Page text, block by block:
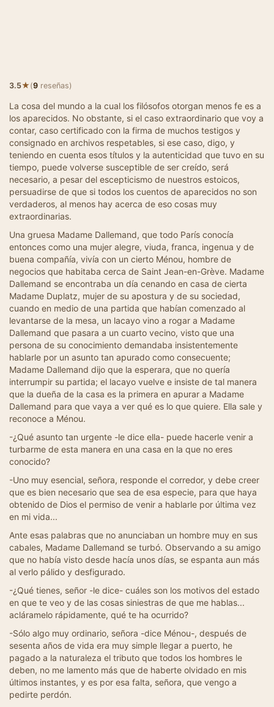
3.5★(9 reseñas)
La cosa del mundo a la cual los filósofos otorgan menos fe es a
los aparecidos. No obstante, si el caso extraordinario que voy a
contar, caso certificado con la firma de muchos testigos y
consignado en archivos respetables, si ese caso, digo, y
teniendo en cuenta esos títulos y la autenticidad que tuvo en su
tiempo, puede volverse susceptible de ser creído, será
necesario, a pesar del escepticismo de nuestros estoicos,
persuadirse de que si todos los cuentos de aparecidos no son
verdaderos, al menos hay acerca de eso cosas muy
extraordinarias.
Una gruesa Madame Dallemand, que todo París conocía
entonces como una mujer alegre, viuda, franca, ingenua y de
buena compañía, vivía con un cierto Ménou, hombre de
negocios que habitaba cerca de Saint Jean-en-Grève. Madame
Dallemand se encontraba un día cenando en casa de cierta
Madame Duplatz, mujer de su apostura y de su sociedad,
cuando en medio de una partida que habían comenzado al
levantarse de la mesa, un lacayo vino a rogar a Madame
Dallemand que pasara a un cuarto vecino, visto que una
persona de su conocimiento demandaba insistentemente
hablarle por un asunto tan apurado como consecuente;
Madame Dallemand dijo que la esperara, que no quería
interrumpir su partida; el lacayo vuelve e insiste de tal manera
que la dueña de la casa es la primera en apurar a Madame
Dallemand para que vaya a ver qué es lo que quiere. Ella sale y
reconoce a Ménou.
-¿Qué asunto tan urgente -le dice ella- puede hacerle venir a
turbarme de esta manera en una casa en la que no eres
conocido?
-Uno muy esencial, señora, responde el corredor, y debe creer
que es bien necesario que sea de esa especie, para que haya
obtenido de Dios el permiso de venir a hablarle por última vez
en mi vida...
Ante esas palabras que no anunciaban un hombre muy en sus
cabales, Madame Dallemand se turbó. Observando a su amigo
que no había visto desde hacía unos días, se espanta aun más
al verlo pálido y desfigurado.
-¿Qué tienes, señor -le dice- cuáles son los motivos del estado
en que te veo y de las cosas siniestras de que me hablas...
acláramelo rápidamente, qué te ha ocurrido?
-Sólo algo muy ordinario, señora -dice Ménou-, después de
sesenta años de vida era muy simple llegar a puerto, he
pagado a la naturaleza el tributo que todos los hombres le
deben, no me lamento más que de haberte olvidado en mis
últimos instantes, y es por esa falta, señora, que vengo a
pedirte perdón.